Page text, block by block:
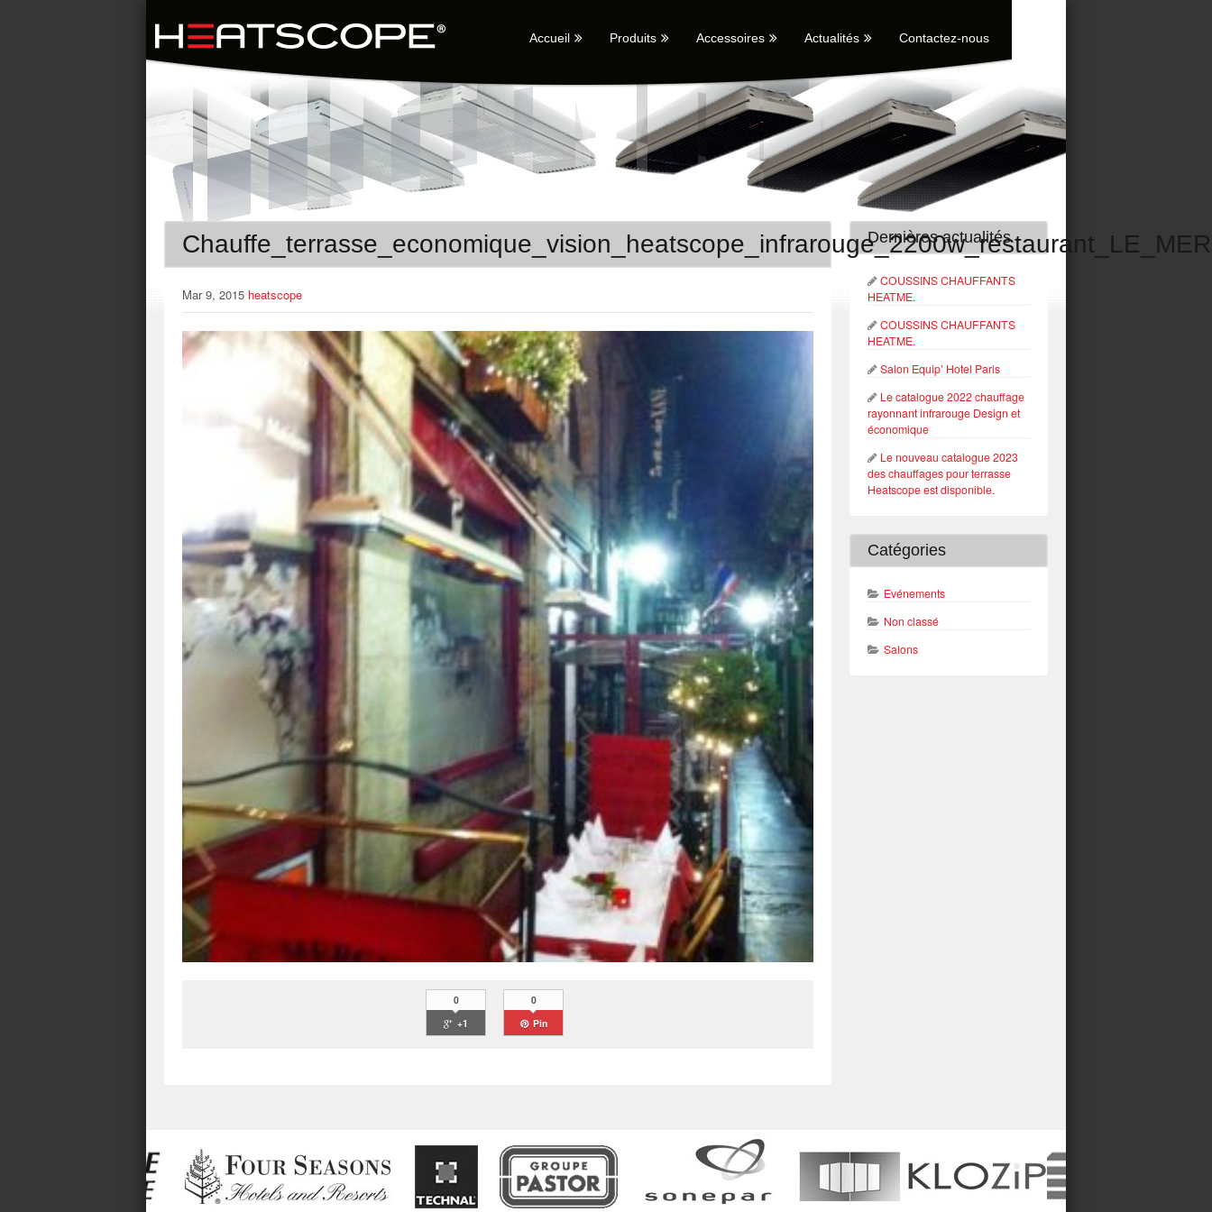
Accueil Produits Accessoires Actualités Contactez-nous
Mar 9, 2015 heatscope
0
+1
0
Pin
Dernières actualités
COUSSINS CHAUFFANTS
HEATME.
COUSSINS CHAUFFANTS
HEATME.
Salon Equip’ Hotel Paris
Le catalogue 2022 chauffage
rayonnant infrarouge Design et
économique
Le nouveau catalogue 2023
des chauffages pour terrasse
Heatscope est disponible.
Catégories
Evénements
Non classé
Salons